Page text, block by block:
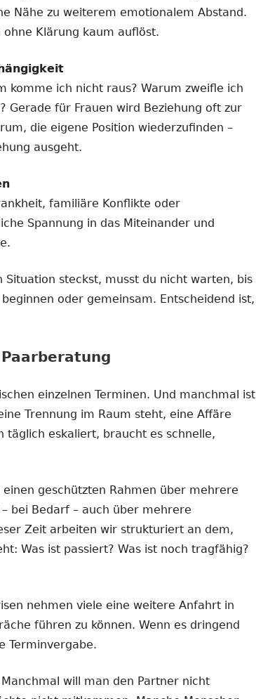
Nähe zu weiterem emotionalem Abstand.
Klärung kaum auflöst.
komme ich nicht raus? Warum zweifle ich
Gerade für Frauen wird Beziehung oft zur
die eigene Position wiederzufinden –
ausgeht.
familiäre Konflikte oder
Spannung in das Miteinander und
Situation steckst, musst du nicht warten, bis
oder gemeinsam. Entscheidend ist,
einzelnen Terminen. Und manchmal ist
Trennung im Raum steht, eine Affäre
täglich eskaliert, braucht es schnelle,
einen geschützten Rahmen über mehrere
bei Bedarf – auch über mehrere
Zeit arbeiten wir strukturiert an dem,
Was ist passiert? Was ist noch tragfähig?
nehmen viele eine weitere Anfahrt in
führen zu können. Wenn es dringend
Terminvergabe.
will man den Partner nicht